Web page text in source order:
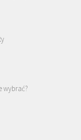
wybrać?